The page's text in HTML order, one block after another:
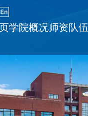
学院概况师资队伍